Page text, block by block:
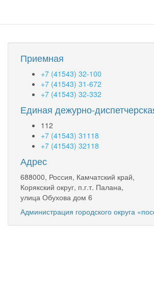
Приемная
+7 (41543) 32-100
+7 (41543) 31-672
+7 (41543) 32-332
Единая дежурно-
112
+7 (41543) 31118
+7 (41543) 32118
Адрес
688000, Россия, Камчатский край,
Корякский округ, п.г.т. Палана,
улица Обухова дом 6
Администрация городского округа